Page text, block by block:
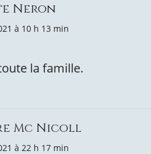
Neron
à 10 h 13 min
la famille.
Mc Nicoll
à 22 h 17 min